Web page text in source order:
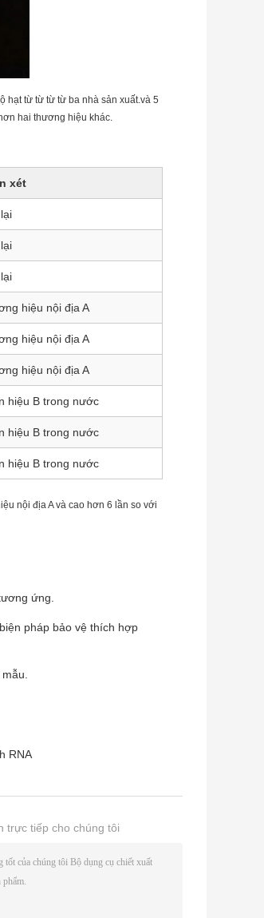
hạt từ từ từ từ ba nhà sản xuất.và 5
hai thương hiệu khác.
xét
hiệu nội địa A
hiệu nội địa A
hiệu nội địa A
hiệu B trong nước
hiệu B trong nước
hiệu B trong nước
nội địa A và cao hơn 6 lần so với
ứng.
pháp bảo vệ thích hợp
RNA
trực tiếp cho chúng tôi